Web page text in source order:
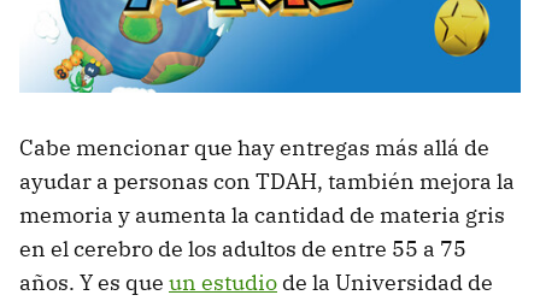
Cabe mencionar que hay entregas más allá de
ayudar a personas con TDAH, también mejora la
memoria y aumenta la cantidad de materia gris
en el cerebro de los adultos de entre 55 a 75
años. Y es que un estudio de la Universidad de